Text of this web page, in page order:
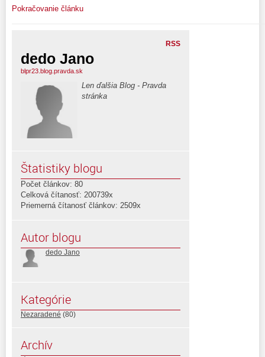
Pokračovanie článku
RSS
dedo Jano
blpr23.blog.pravda.sk
Len ďalšia Blog - Pravda
stránka
Štatistiky blogu
Počet článkov: 80
Celková čítanosť: 200739x
Priemerná čítanosť článkov: 2509x
Autor blogu
dedo Jano
Kategórie
Nezaradené (80)
Archív